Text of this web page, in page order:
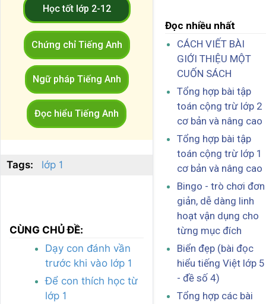
Học tốt lớp 2-12
Chứng chỉ Tiếng Anh
Ngữ pháp Tiếng Anh
Đọc hiểu Tiếng Anh
Tags: lớp 1
CÙNG CHỦ ĐỀ:
Dạy con đánh vần
trước khi vào lớp 1
Để con thích học từ
lớp 1
Đọc nhiều nhất
CÁCH VIẾT BÀI
GIỚI THIỆU MỘT
CUỐN SÁCH
Tổng hợp bài tập
toán cộng trừ lớp 2
cơ bản và nâng cao
Tổng hợp bài tập
toán cộng trừ lớp 1
cơ bản và nâng cao
Bingo - trò chơi đơn
giản, dễ dàng linh
hoạt vận dụng cho
từng mục đích
Biển đẹp (bài đọc
hiểu tiếng Việt lớp 5
- đề số 4)
Tổng hợp các bài